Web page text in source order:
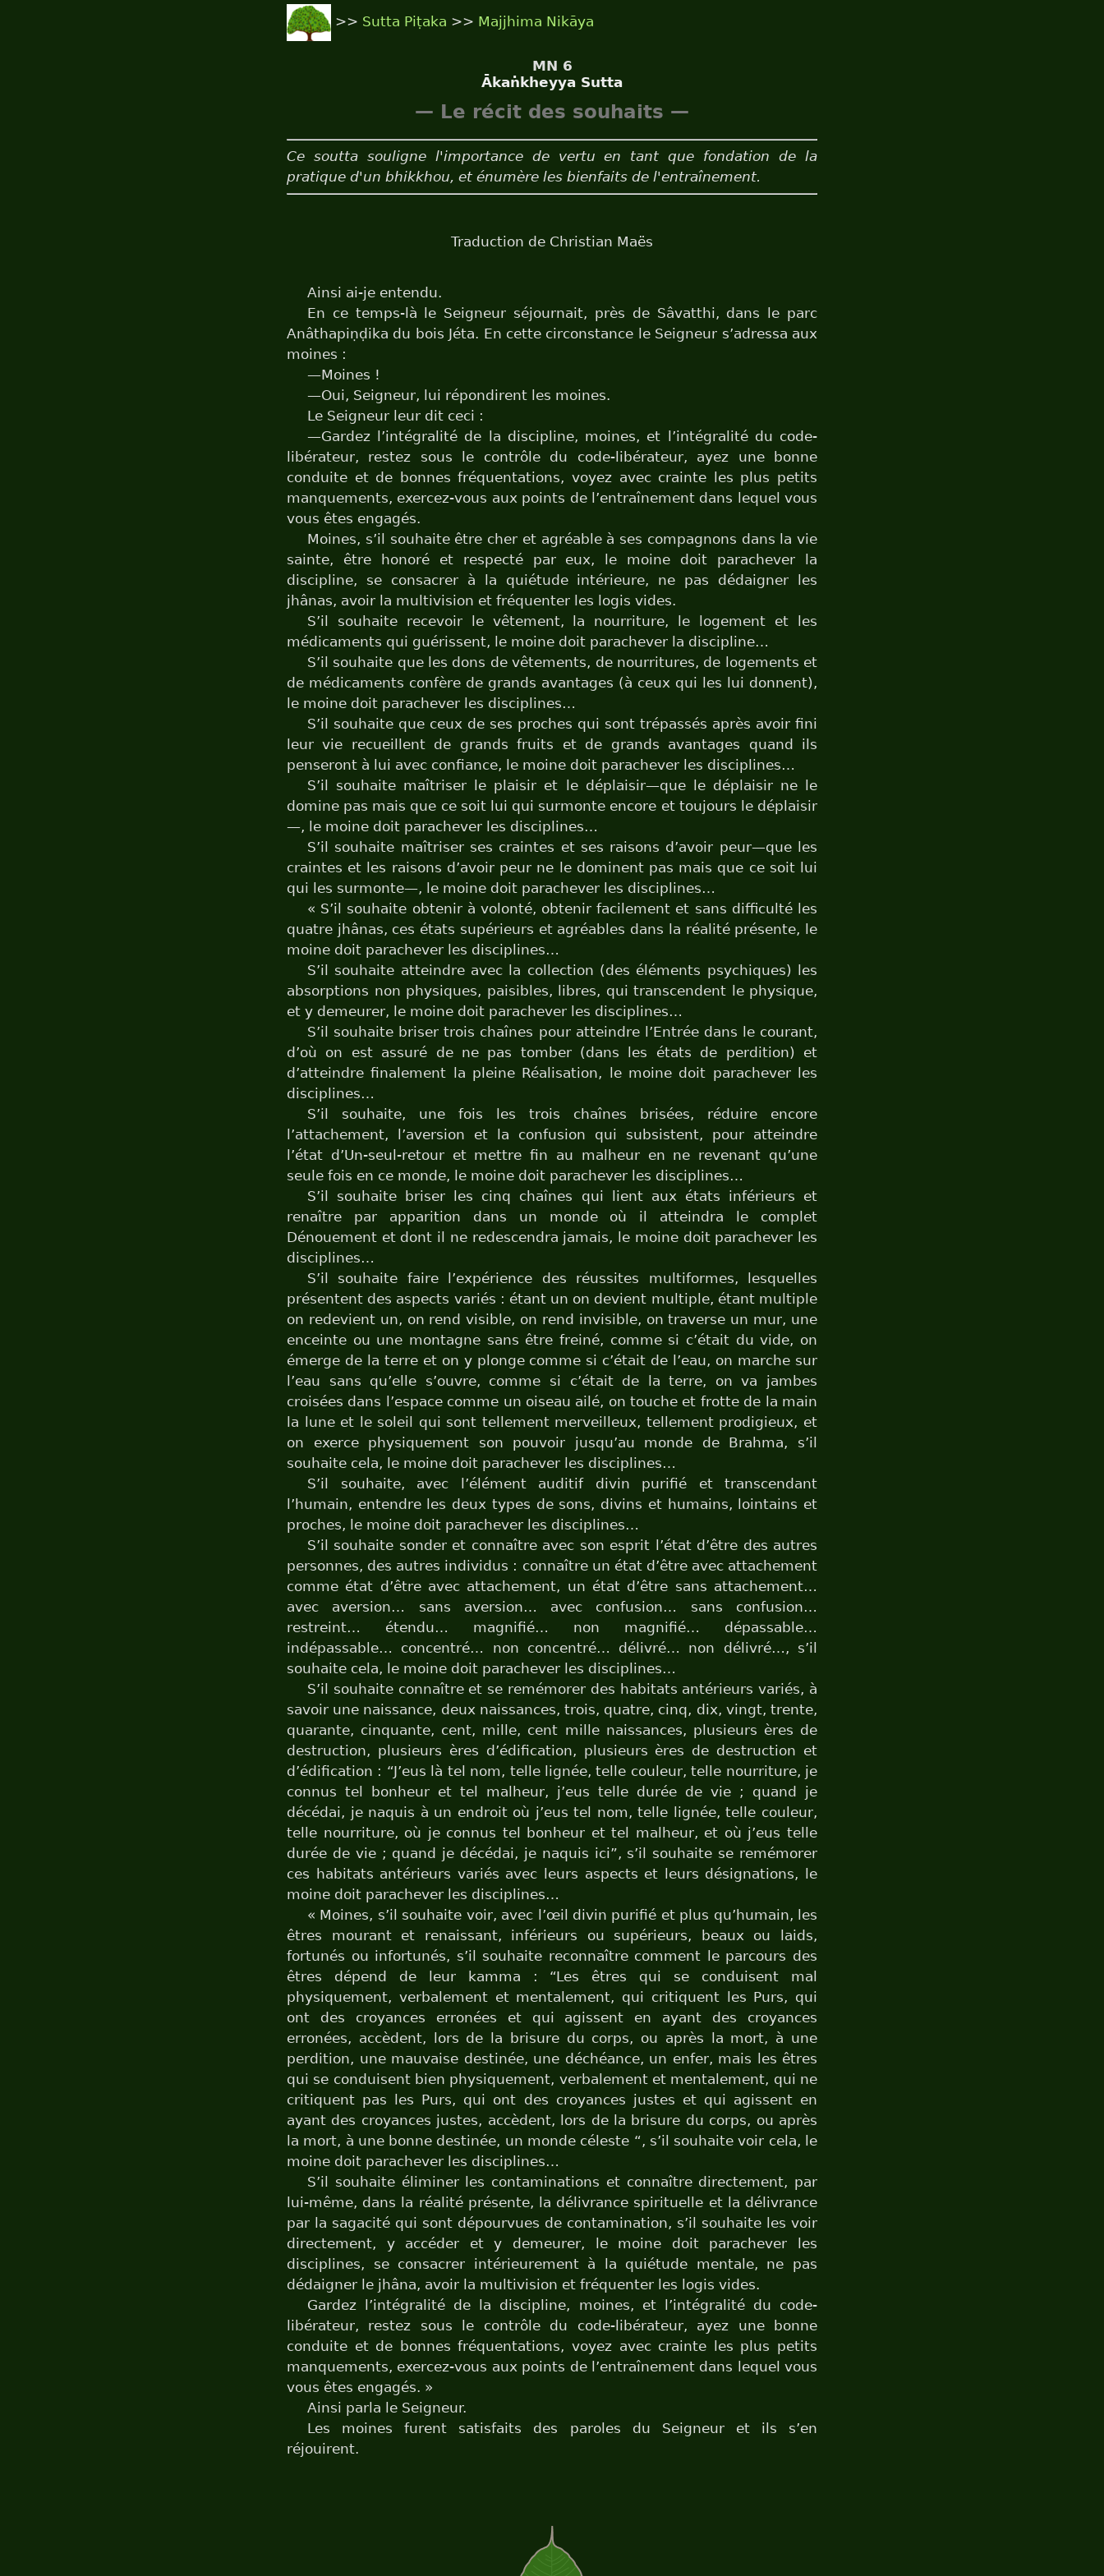
>> Sutta Piṭaka >> Majjhima Nikāya
MN 6
Ākaṅkheyya Sutta
— Le récit des souhaits —
Ce soutta souligne l'importance de vertu en tant que fondation de la
pratique d'un bhikkhou, et énumère les bienfaits de l'entraînement.
Traduction de Christian Maës
Ainsi ai-je entendu.
En ce temps-là le Seigneur séjournait, près de Sâvatthi, dans le parc
Anâthapiṇḍika du bois Jéta. En cette circonstance le Seigneur s’adressa aux
moines :
—Moines !
—Oui, Seigneur, lui répondirent les moines.
Le Seigneur leur dit ceci :
—Gardez l’intégralité de la discipline, moines, et l’intégralité du code-
libérateur, restez sous le contrôle du code-libérateur, ayez une bonne
conduite et de bonnes fréquentations, voyez avec crainte les plus petits
manquements, exercez-vous aux points de l’entraînement dans lequel vous
vous êtes engagés.
Moines, s’il souhaite être cher et agréable à ses compagnons dans la vie
sainte, être honoré et respecté par eux, le moine doit parachever la
discipline, se consacrer à la quiétude intérieure, ne pas dédaigner les
jhânas, avoir la multivision et fréquenter les logis vides.
S’il souhaite recevoir le vêtement, la nourriture, le logement et les
médicaments qui guérissent, le moine doit parachever la discipline…
S’il souhaite que les dons de vêtements, de nourritures, de logements et
de médicaments confère de grands avantages (à ceux qui les lui donnent),
le moine doit parachever les disciplines…
S’il souhaite que ceux de ses proches qui sont trépassés après avoir fini
leur vie recueillent de grands fruits et de grands avantages quand ils
penseront à lui avec confiance, le moine doit parachever les disciplines…
S’il souhaite maîtriser le plaisir et le déplaisir—que le déplaisir ne le
domine pas mais que ce soit lui qui surmonte encore et toujours le déplaisir
—, le moine doit parachever les disciplines…
S’il souhaite maîtriser ses craintes et ses raisons d’avoir peur—que les
craintes et les raisons d’avoir peur ne le dominent pas mais que ce soit lui
qui les surmonte—, le moine doit parachever les disciplines…
« S’il souhaite obtenir à volonté, obtenir facilement et sans difficulté les
quatre jhânas, ces états supérieurs et agréables dans la réalité présente, le
moine doit parachever les disciplines…
S’il souhaite atteindre avec la collection (des éléments psychiques) les
absorptions non physiques, paisibles, libres, qui transcendent le physique,
et y demeurer, le moine doit parachever les disciplines…
S’il souhaite briser trois chaînes pour atteindre l’Entrée dans le courant,
d’où on est assuré de ne pas tomber (dans les états de perdition) et
d’atteindre finalement la pleine Réalisation, le moine doit parachever les
disciplines…
S’il souhaite, une fois les trois chaînes brisées, réduire encore
l’attachement, l’aversion et la confusion qui subsistent, pour atteindre
l’état d’Un-seul-retour et mettre fin au malheur en ne revenant qu’une
seule fois en ce monde, le moine doit parachever les disciplines…
S’il souhaite briser les cinq chaînes qui lient aux états inférieurs et
renaître par apparition dans un monde où il atteindra le complet
Dénouement et dont il ne redescendra jamais, le moine doit parachever les
disciplines…
S’il souhaite faire l’expérience des réussites multiformes, lesquelles
présentent des aspects variés : étant un on devient multiple, étant multiple
on redevient un, on rend visible, on rend invisible, on traverse un mur, une
enceinte ou une montagne sans être freiné, comme si c’était du vide, on
émerge de la terre et on y plonge comme si c’était de l’eau, on marche sur
l’eau sans qu’elle s’ouvre, comme si c’était de la terre, on va jambes
croisées dans l’espace comme un oiseau ailé, on touche et frotte de la main
la lune et le soleil qui sont tellement merveilleux, tellement prodigieux, et
on exerce physiquement son pouvoir jusqu’au monde de Brahma, s’il
souhaite cela, le moine doit parachever les disciplines…
S’il souhaite, avec l’élément auditif divin purifié et transcendant
l’humain, entendre les deux types de sons, divins et humains, lointains et
proches, le moine doit parachever les disciplines…
S’il souhaite sonder et connaître avec son esprit l’état d’être des autres
personnes, des autres individus : connaître un état d’être avec attachement
comme état d’être avec attachement, un état d’être sans attachement…
avec aversion… sans aversion… avec confusion… sans confusion…
restreint… étendu… magnifié… non magnifié… dépassable…
indépassable… concentré… non concentré… délivré… non délivré…, s’il
souhaite cela, le moine doit parachever les disciplines…
S’il souhaite connaître et se remémorer des habitats antérieurs variés, à
savoir une naissance, deux naissances, trois, quatre, cinq, dix, vingt, trente,
quarante, cinquante, cent, mille, cent mille naissances, plusieurs ères de
destruction, plusieurs ères d’édification, plusieurs ères de destruction et
d’édification : “J’eus là tel nom, telle lignée, telle couleur, telle nourriture, je
connus tel bonheur et tel malheur, j’eus telle durée de vie ; quand je
décédai, je naquis à un endroit où j’eus tel nom, telle lignée, telle couleur,
telle nourriture, où je connus tel bonheur et tel malheur, et où j’eus telle
durée de vie ; quand je décédai, je naquis ici”, s’il souhaite se remémorer
ces habitats antérieurs variés avec leurs aspects et leurs désignations, le
moine doit parachever les disciplines…
« Moines, s’il souhaite voir, avec l’œil divin purifié et plus qu’humain, les
êtres mourant et renaissant, inférieurs ou supérieurs, beaux ou laids,
fortunés ou infortunés, s’il souhaite reconnaître comment le parcours des
êtres dépend de leur kamma : “Les êtres qui se conduisent mal
physiquement, verbalement et mentalement, qui critiquent les Purs, qui
ont des croyances erronées et qui agissent en ayant des croyances
erronées, accèdent, lors de la brisure du corps, ou après la mort, à une
perdition, une mauvaise destinée, une déchéance, un enfer, mais les êtres
qui se conduisent bien physiquement, verbalement et mentalement, qui ne
critiquent pas les Purs, qui ont des croyances justes et qui agissent en
ayant des croyances justes, accèdent, lors de la brisure du corps, ou après
la mort, à une bonne destinée, un monde céleste “, s’il souhaite voir cela, le
moine doit parachever les disciplines…
S’il souhaite éliminer les contaminations et connaître directement, par
lui-même, dans la réalité présente, la délivrance spirituelle et la délivrance
par la sagacité qui sont dépourvues de contamination, s’il souhaite les voir
directement, y accéder et y demeurer, le moine doit parachever les
disciplines, se consacrer intérieurement à la quiétude mentale, ne pas
dédaigner le jhâna, avoir la multivision et fréquenter les logis vides.
Gardez l’intégralité de la discipline, moines, et l’intégralité du code-
libérateur, restez sous le contrôle du code-libérateur, ayez une bonne
conduite et de bonnes fréquentations, voyez avec crainte les plus petits
manquements, exercez-vous aux points de l’entraînement dans lequel vous
vous êtes engagés. »
Ainsi parla le Seigneur.
Les moines furent satisfaits des paroles du Seigneur et ils s’en
réjouirent.